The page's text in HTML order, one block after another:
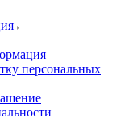
персональных